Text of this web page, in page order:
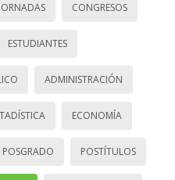
JORNADAS CONGRESOS
ESTUDIANTES
ADMINISTRACIÓN
ECONOMÍA
POSGRADO POSTÍTULOS